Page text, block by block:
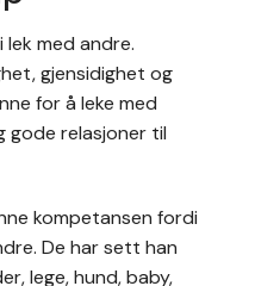
med andre.
gjensidighet og
for å leke med
gode relasjoner til
kompetansen fordi
De har sett han
lege, hund, baby,